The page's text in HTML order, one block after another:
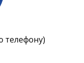
телефону)